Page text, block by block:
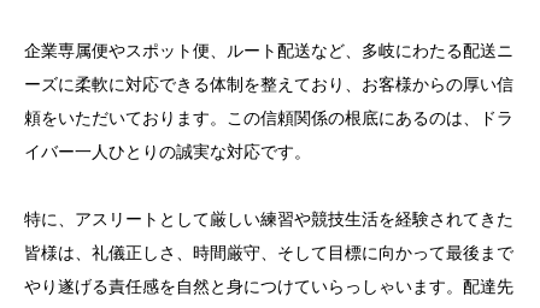
企業専属便やスポット便、ルート配送など、多岐にわたる配送ニ
ーズに柔軟に対応できる体制を整えており、お客様からの厚い信
頼をいただいております。この信頼関係の根底にあるのは、ドラ
イバー一人ひとりの誠実な対応です。
特に、アスリートとして厳しい練習や競技生活を経験されてきた
皆様は、礼儀正しさ、時間厳守、そして目標に向かって最後まで
やり遂げる責任感を自然と身につけていらっしゃいます。配達先